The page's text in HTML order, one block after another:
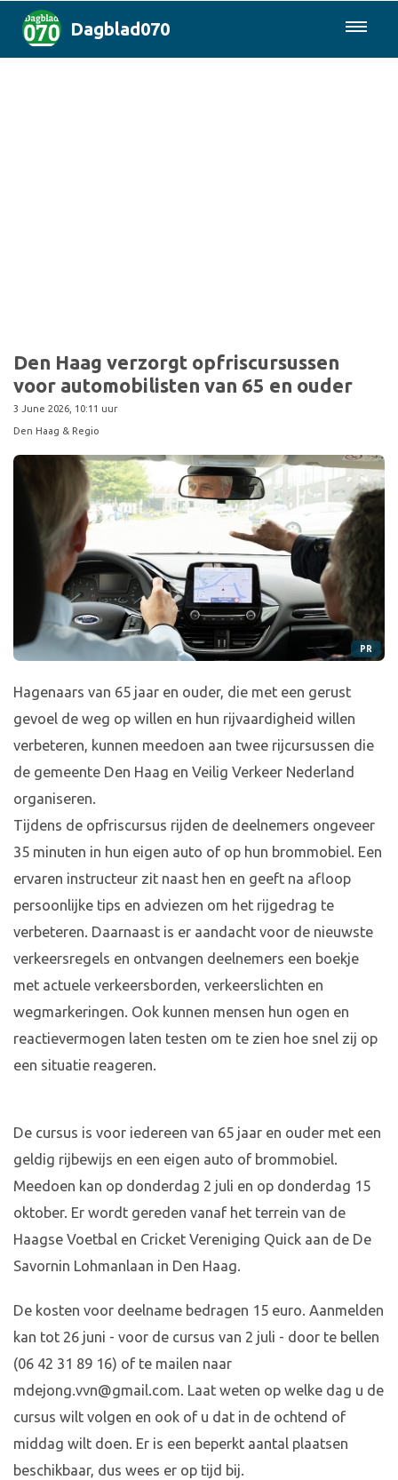
Dagblad070
Den Haag verzorgt opfriscursussen
voor automobilisten van 65 en ouder
3 June 2026, 10:11 uur
Den Haag & Regio
PR
Hagenaars van 65 jaar en ouder, die met een gerust
gevoel de weg op willen en hun rijvaardigheid willen
verbeteren, kunnen meedoen aan twee rijcursussen die
de gemeente Den Haag en Veilig Verkeer Nederland
organiseren.
Tijdens de opfriscursus rijden de deelnemers ongeveer
35 minuten in hun eigen auto of op hun brommobiel. Een
ervaren instructeur zit naast hen en geeft na afloop
persoonlijke tips en adviezen om het rijgedrag te
verbeteren. Daarnaast is er aandacht voor de nieuwste
verkeersregels en ontvangen deelnemers een boekje
met actuele verkeersborden, verkeerslichten en
wegmarkeringen. Ook kunnen mensen hun ogen en
reactievermogen laten testen om te zien hoe snel zij op
een situatie reageren.
De cursus is voor iedereen van 65 jaar en ouder met een
geldig rijbewijs en een eigen auto of brommobiel.
Meedoen kan op donderdag 2 juli en op donderdag 15
oktober. Er wordt gereden vanaf het terrein van de
Haagse Voetbal en Cricket Vereniging Quick aan de De
Savornin Lohmanlaan in Den Haag.
De kosten voor deelname bedragen 15 euro. Aanmelden
kan tot 26 juni - voor de cursus van 2 juli - door te bellen
(06 42 31 89 16) of te mailen naar
mdejong.vvn@gmail.com. Laat weten op welke dag u de
cursus wilt volgen en ook of u dat in de ochtend of
middag wilt doen. Er is een beperkt aantal plaatsen
beschikbaar, dus wees er op tijd bij.